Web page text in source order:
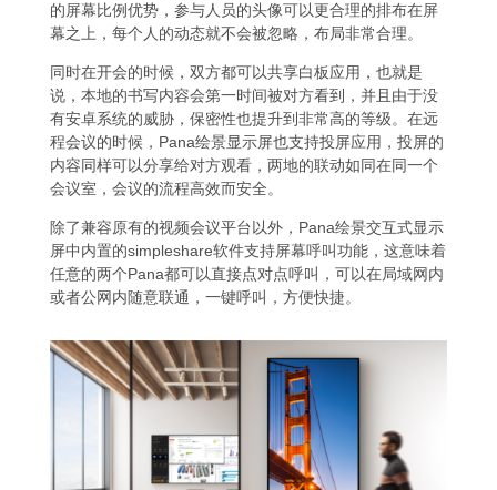
的屏幕比例优势，参与人员的头像可以更合理的排布在屏
幕之上，每个人的动态就不会被忽略，布局非常合理。
同时在开会的时候，双方都可以共享白板应用，也就是
说，本地的书写内容会第一时间被对方看到，并且由于没
有安卓系统的威胁，保密性也提升到非常高的等级。在远
程会议的时候，Pana绘景显示屏也支持投屏应用，投屏的
内容同样可以分享给对方观看，两地的联动如同在同一个
会议室，会议的流程高效而安全。
除了兼容原有的视频会议平台以外，Pana绘景交互式显示
屏中内置的simpleshare软件支持屏幕呼叫功能，这意味着
任意的两个Pana都可以直接点对点呼叫，可以在局域网内
或者公网内随意联通，一键呼叫，方便快捷。